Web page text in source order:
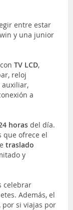
entre estar
y una junior
TV LCD,
reloj
auxiliar,
a
horas del día.
que ofrece el
traslado
y
celebrar
Además, el
, por si viajas por